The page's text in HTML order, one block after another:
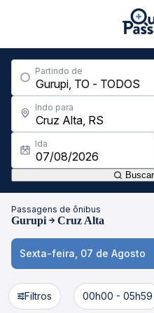
Partindo de
Indo para
Ida
Passagens de ônibus
Gurupi Cruz Alta
Sexta-feira, 07 de Agosto
Filtros 00h00 - 05h59